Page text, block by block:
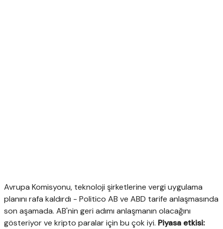
Avrupa Komisyonu, teknoloji şirketlerine vergi uygulama
planını rafa kaldırdı - Politico AB ve ABD tarife anlaşmasında
son aşamada. AB'nin geri adımı anlaşmanın olacağını
gösteriyor ve kripto paralar için bu çok iyi. Piyasa etkisi: